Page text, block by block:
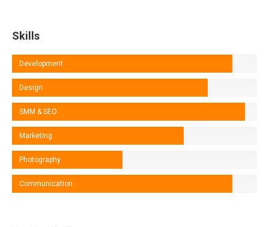
Skills
Development
Design
SMM & SEO
Marketing
Photography
Communication